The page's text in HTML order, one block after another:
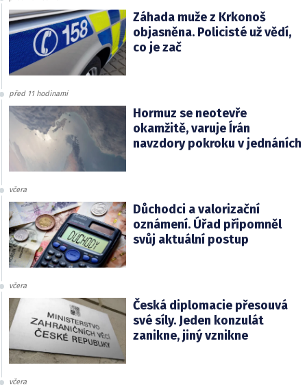
Záhada muže z Krkonoš
objasněna. Policisté už vědí,
co je zač
před 11 hodinami
Hormuz se neotevře
okamžitě, varuje Írán
navzdory pokroku v jednáních
včera
Důchodci a valorizační
oznámení. Úřad připomněl
svůj aktuální postup
včera
Česká diplomacie přesouvá
své síly. Jeden konzulát
zanikne, jiný vznikne
včera